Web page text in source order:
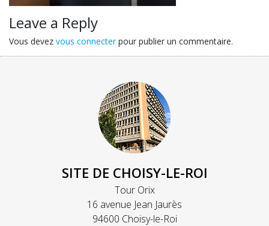
Leave a Reply
Vous devez vous connecter pour publier un commentaire.
SITE DE CHOISY-LE-ROI
Tour Orix
16 avenue Jean Jaurès
94600 Choisy-le-Roi